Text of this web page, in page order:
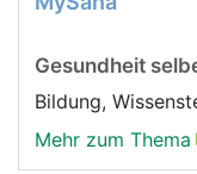
Gesundheit
Bildung,
Mehr zum Thema